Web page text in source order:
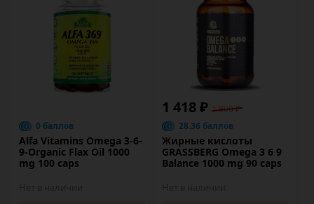
0 баллов
Alfa Vitamins Omega 3-6-
9-Organic Flax Oil 1000
mg 100 caps
1 418 ₽ 1 890 ₽
28.36 баллов
Жирные кислоты
GRASSBERG Omega 3 6 9
Balance 1000 mg 90 caps